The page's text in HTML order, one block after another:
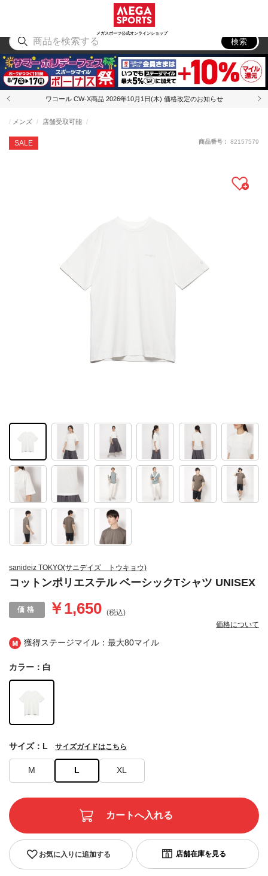
メガスポーツ公式オンラインショップ
アウトドア
検索
ワコール CW-X商品 2026年10月1日(木) 価格改定のお知らせ
獲得ステージマイル：最大80マイル
sanideiz TOKYO(サニデイズ トウキョウ)
コットンポリエステル ベーシックTシャツ UNISEX
SALE
メンズ 店舗受取可能
￥1,650 (税込)
価格について
商品番号： 82157579
カラー：白
M L XL
サイズ：L サイズガイドはこちら
お気に入りに追加する